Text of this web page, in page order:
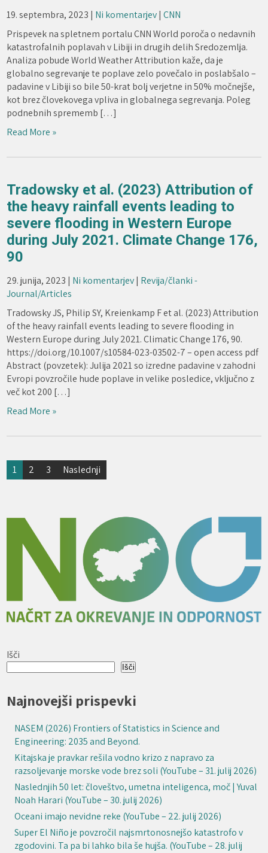
19. septembra, 2023 | Ni komentarjev|CNN
Prispevek na spletnem portalu CNN World poroča o nedavnih
katastrofalnih poplavah v Libiji in drugih delih Sredozemlja.
Analiza pobude World Weather Attribution kaže, da je
globalno segrevanje te poplave zelo povečalo in poslabšalo –
padavine v Libiji so bile 50-krat bolj verjetne in 50% močnejše,
kot brez človekovega vpliva in globalnega segrevanja. Poleg
podnebnih sprememb […]
Read More »
Tradowsky et al. (2023) Attribution of
the heavy rainfall events leading to
severe flooding in Western Europe
during July 2021. Climate Change 176,
90
29. junija, 2023 | Ni komentarjev| Revija/članki -
Journal/Articles
Tradowsky JS, Philip SY, Kreienkamp F et al. (2023) Attribution
of the heavy rainfall events leading to severe flooding in
Western Europe during July 2021. Climatic Change 176, 90.
https://doi.org/10.1007/s10584-023-03502-7 – open access pdf
Abstract (povzetek): Julija 2021 so izredne padavine v zahodni
Evropi povzročile hude poplave in velike posledice, vključno z
več kot 200 […]
Read More »
Številčenje
1 2 3 Naslednji
Išči
Išči
Najnovejši prispevki
NASEM (2026) Frontiers of Statistics in Science and
Engineering: 2035 and Beyond.
Kitajska je pravkar rešila vodno krizo z napravo za
razsoljevanje morske vode brez soli (YouTube – 31. julij 2026)
Naslednjih 50 let: človeštvo, umetna inteligenca, moč | Yuval
Noah Harari (YouTube – 30. julij 2026)
Oceani imajo nevidne reke (YouTube – 22. julij 2026)
Super El Niño je povzročil najsmrtonosnejšo katastrofo v
zgodovini. Ta pa bi lahko bila še hujša. (YouTube – 28. julij